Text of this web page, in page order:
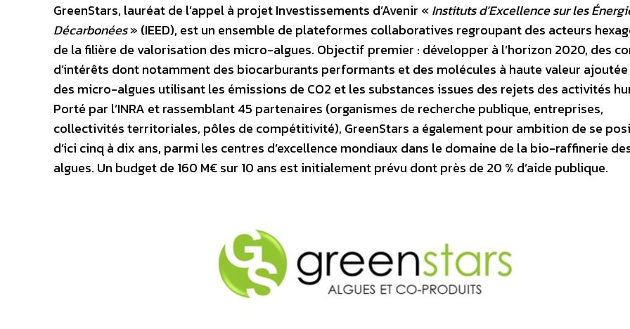
GreenStars, lauréat de l’appel à projet Investissements d’Avenir «Instituts d’Excellence sur les
Décarbonées» (IEED), est un ensemble de plateformes collaboratives regroupant des acteurs
de la filière de valorisation des micro-algues. Objectif premier : développer à l’horizon 2020, des
d’intérêts dont notamment des biocarburants performants et des molécules à haute valeur ajoutée
des micro-algues utilisant les émissions de CO2 et les substances issues des rejets des activités
Porté par l’INRA et rassemblant 45 partenaires (organismes de recherche publique, entreprises,
collectivités territoriales, pôles de compétitivité), GreenStars a également pour ambition de se
d’ici cinq à dix ans, parmi les centres d’excellence mondiaux dans le domaine de la bio-raffinerie
algues. Un budget de 160 M€ sur 10 ans est initialement prévu dont près de 20 % d’aide publique.